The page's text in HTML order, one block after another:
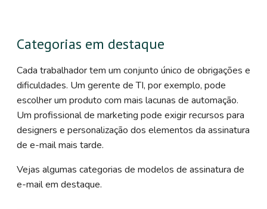
Categorias em destaque
Cada trabalhador tem um conjunto único de obrigações e
dificuldades. Um gerente de TI, por exemplo, pode
escolher um produto com mais lacunas de automação.
Um profissional de marketing pode exigir recursos para
designers e personalização dos elementos da assinatura
de e-mail mais tarde.
Vejas algumas categorias de modelos de assinatura de
e-mail em destaque.